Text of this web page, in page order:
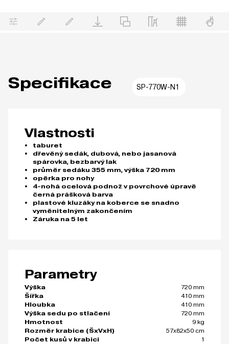
Specifikace SP-770W-N1
Vlastnosti
taburet
dřevěný sedák, dubová, nebo jasanová
spárovka, bezbarvý lak
průměr sedáku 355 mm, výška 720 mm
opěrka pro nohy
4-nohá ocelová podnož v povrchové úpravě
černá prášková barva
plastové kluzáky na koberce se snadno
vyměnitelným zakončením
Záruka na 5 let
Parametry
Výška
720 mm
Šířka
410 mm
Hloubka
410 mm
Výška sedu po stlačení
720 mm
Hmotnost
9 kg
Rozměr krabice (ŠxVxH)
57x82x50 cm
Počet kusů v krabici
1